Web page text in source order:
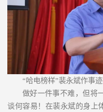
“哈电榜样”裴永斌作事
做好一件事不难，但将
谈何容易！在裴永斌的身上